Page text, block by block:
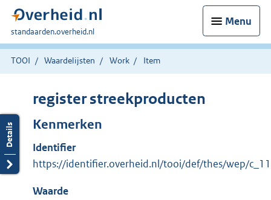
Menu
U
bent
hier:
standaarden.overheid.nl
TOOI Waardelijsten Work Item
register streekproducten
Kenmerken
Identifier
https://identifier.overheid.nl/tooi/def/thes/wep/
Waarde